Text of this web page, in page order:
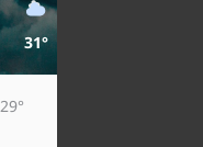
31°
29°